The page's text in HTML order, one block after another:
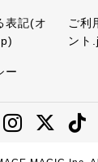
表記(オ
ご利
ント
ー